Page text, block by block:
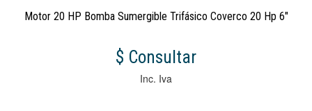
Motor 20 HP Bomba Sumergible Trifásico Coverco 20 Hp 6"
$ Consultar
Inc. Iva